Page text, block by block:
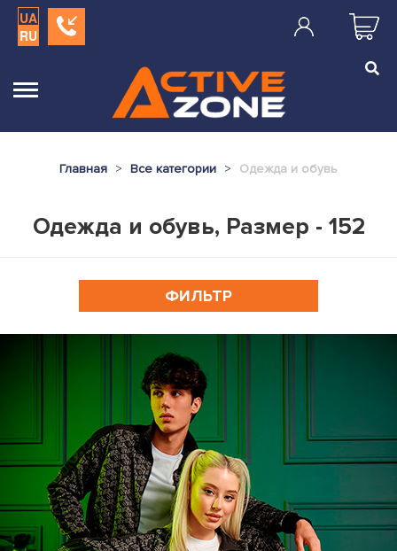
UA
RU
Главная Все категории Одежда и обувь
Одежда и обувь, Размер - 152
ФИЛЬТР